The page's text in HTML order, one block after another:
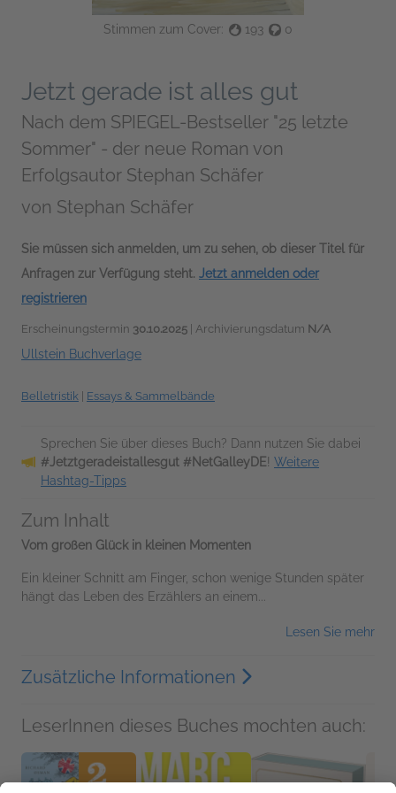
Stimmen zum Cover: 193 0
Jetzt gerade ist alles gut
Nach dem SPIEGEL-Bestseller "25 letzte
Sommer" - der neue Roman von
Erfolgsautor Stephan Schäfer
von Stephan Schäfer
Sie müssen sich anmelden, um zu sehen, ob dieser Titel für
Anfragen zur Verfügung steht. Jetzt anmelden oder
registrieren
Erscheinungstermin 30.10.2025 | Archivierungsdatum N/A
Ullstein Buchverlage
Belletristik Essays & Sammelbände
Sprechen Sie über dieses Buch? Dann nutzen Sie dabei
#Jetztgeradeistallesgut #NetGalleyDE! Weitere
Hashtag-Tipps
Zum Inhalt
Vom großen Glück in kleinen Momenten
Ein kleiner Schnitt am Finger, schon wenige Stunden später
hängt das Leben des Erzählers an einem...
Lesen Sie mehr
Zusätzliche Informationen
LeserInnen dieses Buches mochten auch: